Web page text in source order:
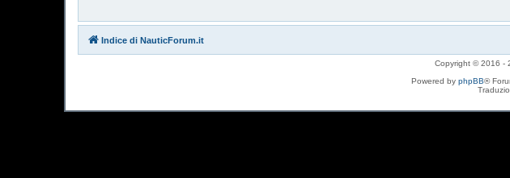
Indice di NauticForum.it
Copyright © 2016 -
Powered by phpBB®